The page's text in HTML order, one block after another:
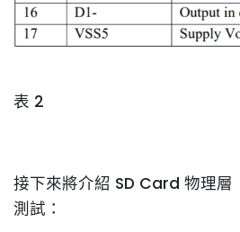
表 2
接下來將介紹 SD Card 物理層
測試：